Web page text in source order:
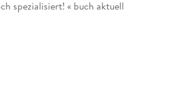
spezialisiert! « buch aktuell